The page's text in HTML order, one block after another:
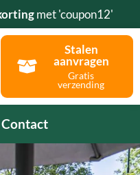
met 'coupon12'
Stalen
aanvragen
Gratis
verzending
Contact